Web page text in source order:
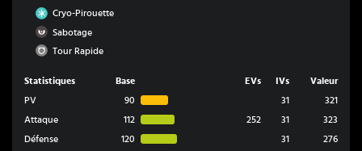
Glace
Cryo-Pirouette
Ténèbres
Sabotage
Normal
Tour Rapide
Statistiques Base EVs IVs
Valeur
PV
90 31
321
Attaque
112 252 31
323
Défense
120 31
276